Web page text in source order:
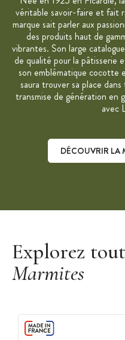
Compatible avec toutes
Garantie à vie
Fabriqué en France
Marque : Le Creuset
véritable savoir-faire et fait
marque sait parler aux
des produits haut de
vibrantes. Son large
de qualité pour la pâtisserie
son emblématique cocotte
saura trouver sa place
transmise de génération en
avec
DÉCOUVRIR LA
Explorez
Marmites